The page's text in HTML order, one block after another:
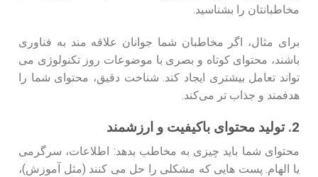
مخاطبانتان را بشناسید.
برای مثال، اگر مخاطبان شما جوانان علاقه‌ مند به فناوری
باشند، محتوای کوتاه و بصری با موضوعات روز تکنولوژی می‌
تواند تعامل بیشتری ایجاد کند. شناخت دقیق، محتوای شما را
هدفمند و جذاب‌ تر می‌کند.
2. تولید محتوای باکیفیت و ارزشمند
محتوای شما باید چیزی به مخاطب بدهد: اطلاعات، سرگرمی
یا الهام. پست‌ هایی که مشکلی را حل می‌ کنند (مثل آموزش)،